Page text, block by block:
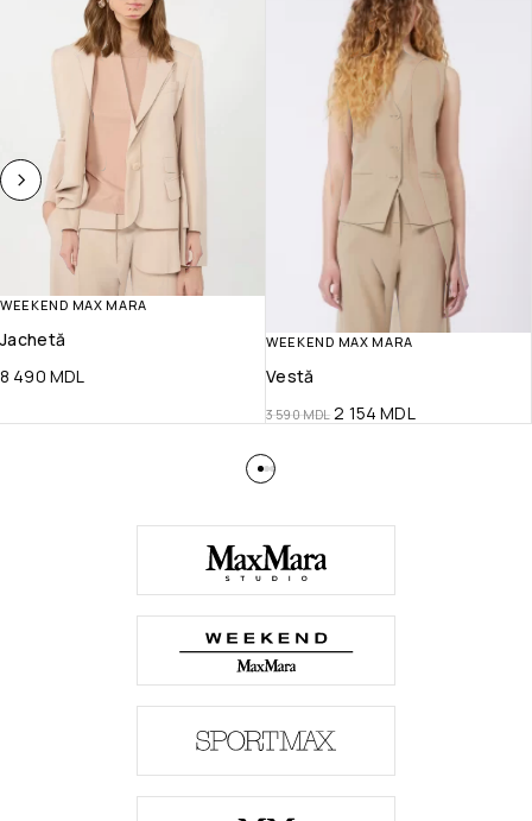
WEEKEND MAX MARA
Jachetă
8 490 MDL
WEEKEND MAX MARA
Vestă
3 590MDL 2 154MDL